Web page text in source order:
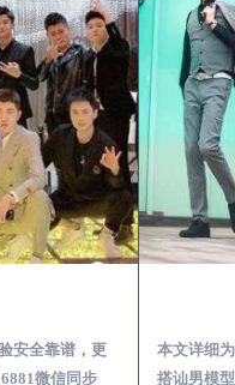
安全靠谱，更
微信同步
本文详细
搭讪男模